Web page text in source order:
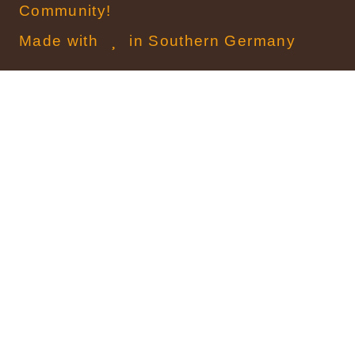
Community!
Made with
in Southern Germany